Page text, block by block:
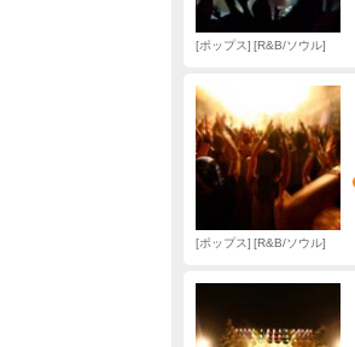
ポップス R&B/ソウル
ポップス R&B/ソウル